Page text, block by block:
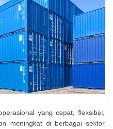
yang cepat, fleksibel,
meningkat di berbagai sektor